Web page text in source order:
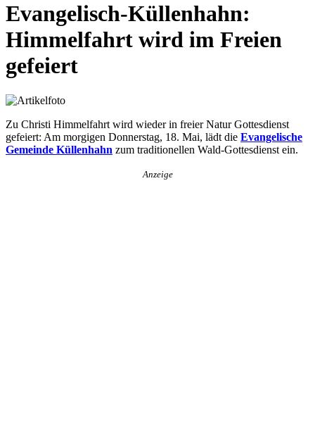
Evangelisch-Küllenhahn:
Himmelfahrt wird im Freien
gefeiert
Zu Christi Himmelfahrt wird wieder in freier Natur Gottesdienst
gefeiert: Am morgigen Donnerstag, 18. Mai, lädt die Evangelische
Gemeinde Küllenhahn zum traditionellen Wald-Gottesdienst ein.
Anzeige